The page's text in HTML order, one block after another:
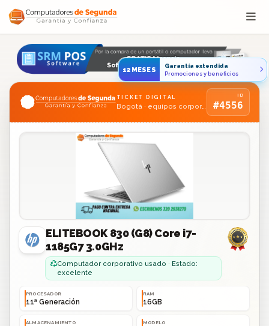
Saltar al contenido
TICKET DIGITAL
Bogotá · equipos corporativos usados
ID
#4556
ELITEBOOK 830 (G8) Core i7-
1185G7 3.0GHz
Computador corporativo usado · Estado:
excelente
PROCESADOR
11ª Generación
RAM
16GB
ALMACENAMIENTO MODELO
12MESES
Garantía extendida
Promociones y beneficios